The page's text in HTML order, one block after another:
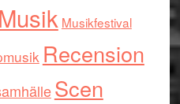
Musik Musikfestival
Recension
Scen